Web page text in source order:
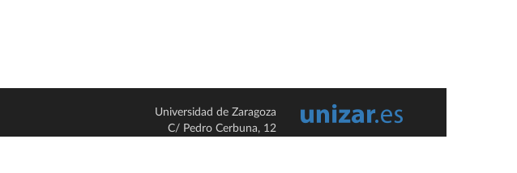
Universidad de Zaragoza
C/ Pedro Cerbuna, 12